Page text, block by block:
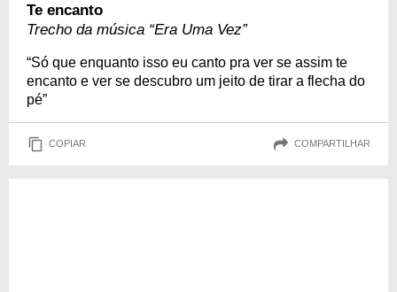
Te encanto
Trecho da música “Era Uma Vez”
“Só que enquanto isso eu canto pra ver se assim te
encanto e ver se descubro um jeito de tirar a flecha do
pé”
COPIAR COMPARTILHAR